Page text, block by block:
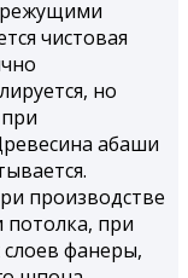
режущими
чистовая
но
абаши
производстве
при
слоев фанеры,